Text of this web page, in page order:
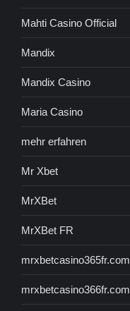
Mahti Casino Official
Mandix
Mandix Casino
Maria Casino
mehr erfahren
Mr Xbet
MrXBet
MrXBet FR
mrxbetcasino365fr.com
mrxbetcasino366fr.com